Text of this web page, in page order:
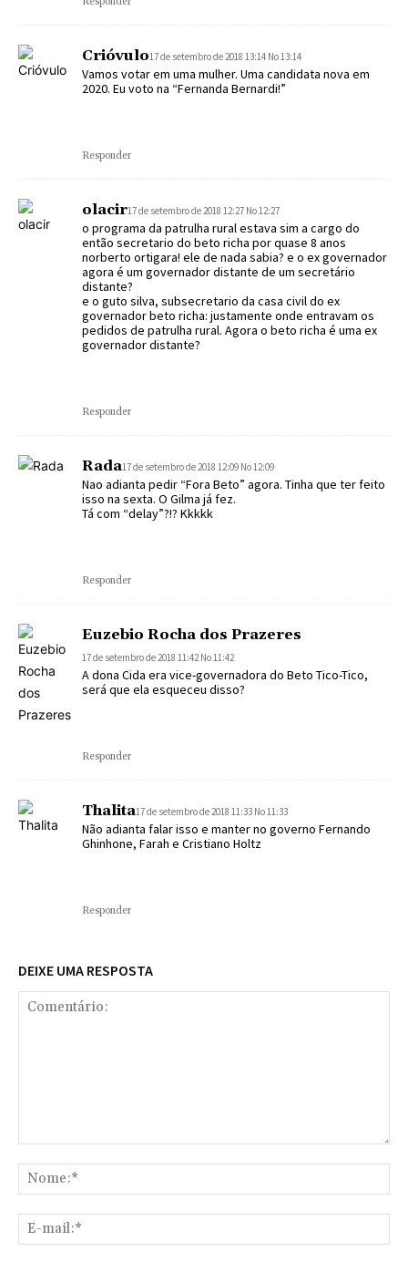
Crióvulo17 de setembro de 2018 13:14 No 13:14
Vamos votar em uma mulher. Uma candidata nova em
2020. Eu voto na “Fernanda Bernardi!”
Responder
olacir17 de setembro de 2018 12:27 No 12:27
o programa da patrulha rural estava sim a cargo do
então secretario do beto richa por quase 8 anos
norberto ortigara! ele de nada sabia? e o ex governador
agora é um governador distante de um secretário
distante?
e o guto silva, subsecretario da casa civil do ex
governador beto richa: justamente onde entravam os
pedidos de patrulha rural. Agora o beto richa é uma ex
governador distante?
Responder
Rada17 de setembro de 2018 12:09 No 12:09
Nao adianta pedir “Fora Beto” agora. Tinha que ter feito
isso na sexta. O Gilma já fez.
Tá com “delay”?!? Kkkkk
Responder
Euzebio Rocha dos Prazeres
17 de setembro de 2018 11:42 No 11:42
A dona Cida era vice-governadora do Beto Tico-Tico,
será que ela esqueceu disso?
Responder
Thalita17 de setembro de 2018 11:33 No 11:33
Não adianta falar isso e manter no governo Fernando
Ghinhone, Farah e Cristiano Holtz
Responder
DEIXE UMA RESPOSTA